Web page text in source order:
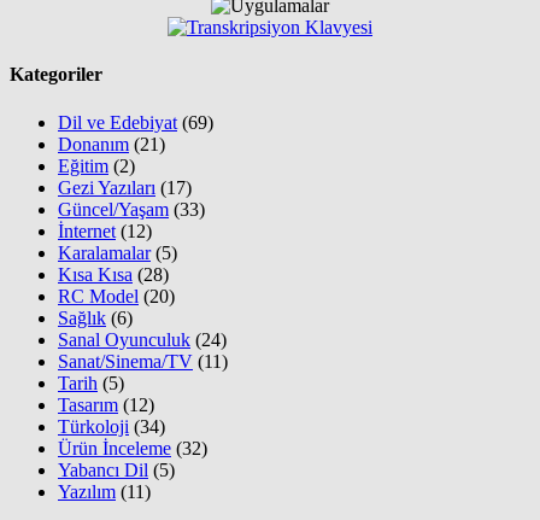
Kategoriler
Dil ve Edebiyat (69)
Donanım (21)
Eğitim (2)
Gezi Yazıları (17)
Güncel/Yaşam (33)
İnternet (12)
Karalamalar(5)
Kısa Kısa (28)
RC Model (20)
Sağlık (6)
Sanal Oyunculuk (24)
Sanat/Sinema/TV (11)
Tarih (5)
Tasarım (12)
Türkoloji (34)
Ürün İnceleme (32)
Yabancı Dil (5)
Yazılım (11)